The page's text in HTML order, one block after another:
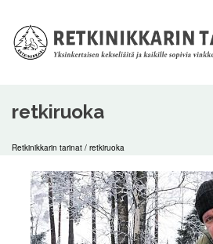
retkiruoka
Retkinikkarin tarinat / retkiruoka